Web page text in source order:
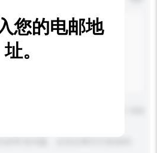
您的电邮地
址。